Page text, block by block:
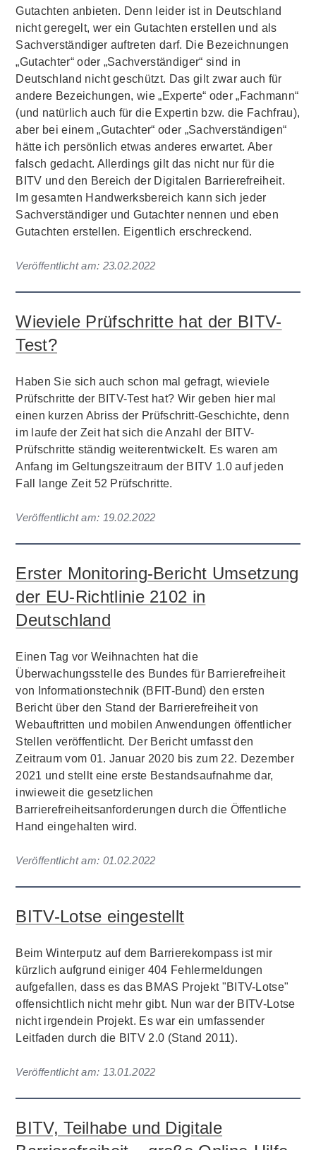
Gutachten anbieten. Denn leider ist in Deutschland
nicht geregelt, wer ein Gutachten erstellen und als
Sachverständiger auftreten darf. Die Bezeichnungen
„Gutachter“ oder „Sachverständiger“ sind in
Deutschland nicht geschützt. Das gilt zwar auch für
andere Bezeichungen, wie „Experte“ oder „Fachmann“
(und natürlich auch für die Expertin bzw. die Fachfrau),
aber bei einem „Gutachter“ oder „Sachverständigen“
hätte ich persönlich etwas anderes erwartet. Aber
falsch gedacht. Allerdings gilt das nicht nur für die
BITV und den Bereich der Digitalen Barrierefreiheit.
Im gesamten Handwerksbereich kann sich jeder
Sachverständiger und Gutachter nennen und eben
Gutachten erstellen. Eigentlich erschreckend.
Veröffentlicht am: 23.02.2022
Wieviele Prüfschritte hat der BITV-
Test?
Haben Sie sich auch schon mal gefragt, wieviele
Prüfschritte der BITV-Test hat? Wir geben hier mal
einen kurzen Abriss der Prüfschritt-Geschichte, denn
im laufe der Zeit hat sich die Anzahl der BITV-
Prüfschritte ständig weiterentwickelt. Es waren am
Anfang im Geltungszeitraum der BITV 1.0 auf jeden
Fall lange Zeit 52 Prüfschritte.
Veröffentlicht am: 19.02.2022
Erster Monitoring-Bericht Umsetzung
der EU-Richtlinie 2102 in
Deutschland
Einen Tag vor Weihnachten hat die
Überwachungsstelle des Bundes für Barrierefreiheit
von Informationstechnik (BFIT-Bund) den ersten
Bericht über den Stand der Barrierefreiheit von
Webauftritten und mobilen Anwendungen öffentlicher
Stellen veröffentlicht. Der Bericht umfasst den
Zeitraum vom 01. Januar 2020 bis zum 22. Dezember
2021 und stellt eine erste Bestandsaufnahme dar,
inwieweit die gesetzlichen
Barrierefreiheitsanforderungen durch die Öffentliche
Hand eingehalten wird.
Veröffentlicht am: 01.02.2022
BITV-Lotse eingestellt
Beim Winterputz auf dem Barrierekompass ist mir
kürzlich aufgrund einiger 404 Fehlermeldungen
aufgefallen, dass es das BMAS Projekt "BITV-Lotse"
offensichtlich nicht mehr gibt. Nun war der BITV-Lotse
nicht irgendein Projekt. Es war ein umfassender
Leitfaden durch die BITV 2.0 (Stand 2011).
Veröffentlicht am: 13.01.2022
BITV, Teilhabe und Digitale